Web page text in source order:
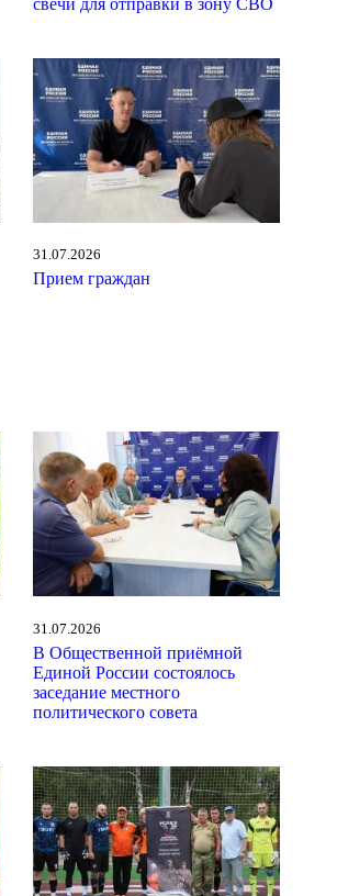
31.07.2026
Прием граждан
31.07.2026
В Общественной приёмной
Единой России состоялось
заседание местного
политического совета